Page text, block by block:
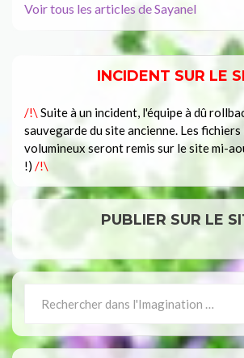
Voir tous les articles de Sayanel
INCIDENT SUR LE
/!\ Suite à un incident, l'équipe à dû
sauvegarde du site ancienne. Les fichiers
volumineux seront remis sur le site mi-
!) /!\
PUBLIER SUR LE
for: